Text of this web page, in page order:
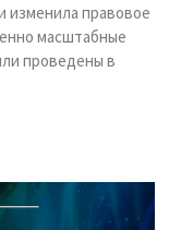
изменила правовое
масштабные
проведены в